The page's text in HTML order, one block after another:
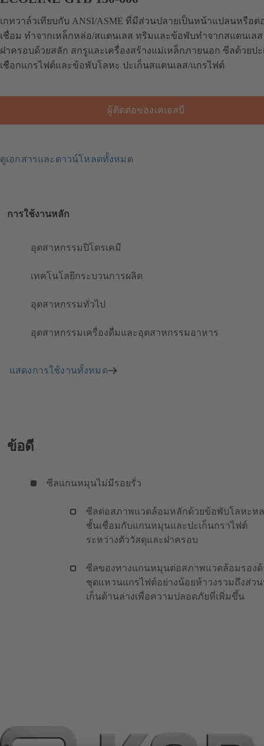
เกทวาล์วเทียบกับ ANSI/ASME ที่มีส่วนปลายเป็นหน้าแปลนหรือต่
เชื่อม ทำจากเหล็กหล่อ/สแตนเลส ทริมและข้อพับทำจากสแตนเล
ฝาครอบด้วยสลัก สกรูและเครื่องสร้างแม่เหล็กภายนอก ซีลด้วยปะ
เชือกแกรไฟต์และข้อพับโลหะ ปะเก็นสแตนเลส/แกรไฟต์
ผู้ติดต่อของเคเอสบี
ดูเอกสารและดาวน์โหลดทั้งหมด
การใช้งานหลัก
อุตสาหกรรมปิโตรเคมี
เทคโนโลยีกระบวนการผลิต
อุตสาหกรรมทั่วไป
อุตสาหกรรมเครื่องดื่มและอุตสาหกรรมอาหาร
แสดงการใช้งานทั้งหมด
ข้อดี
ซีลแกนหมุนไม่มีรอยรั่ว
ซีลต่อสภาพแวดล้อมหลักด้วยข้อพับโลหะห
ชั้นเชื่อมกับแกนหมุนและปะเก็นกราไฟต์
ระหว่างตัววัสดุและฝาครอบ
ซีลของทางแกนหมุนต่อสภาพแวดล้อมรองด้
ชุดแหวนแกรไฟต์อย่างน้อยห้าวงรวมถึงส่ว
เก็นด้านล่างเพื่อความปลอดภัยที่เพิ่มขึ้น